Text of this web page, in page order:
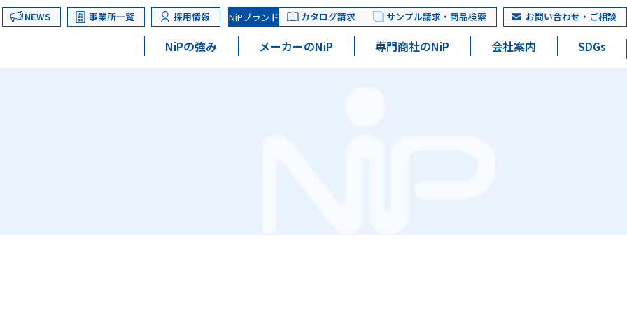
NEWS 事業所一覧 採用情報 NiPブランド カタログ請求 サンプル請求・商品検索 お問い合わせ・ご相談
NiPの強み メーカーのNiP 専門商社のNiP 会社案内 SDGs